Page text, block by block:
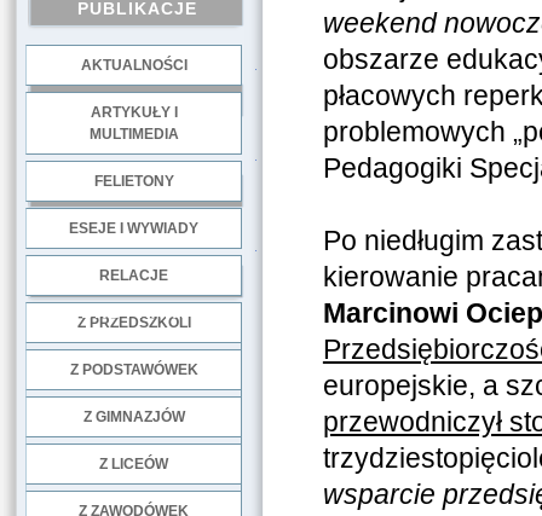
PUBLIKACJE
AKTUALNOŚCI
ARTYKUŁY I
MULTIMEDIA
FELIETONY
ESEJE I WYWIADY
RELACJE
Z PRZEDSZKOLI
Z PODSTAWÓWEK
Z GIMNAZJÓW
Z LICEÓW
Z ZAWODÓWEK
weekend
obszarze
płacowych
problemowych
Pedagogiki
Po niedługim
kierowanie
Marcinowi
europejskie, a
przewodniczył
wsparcie